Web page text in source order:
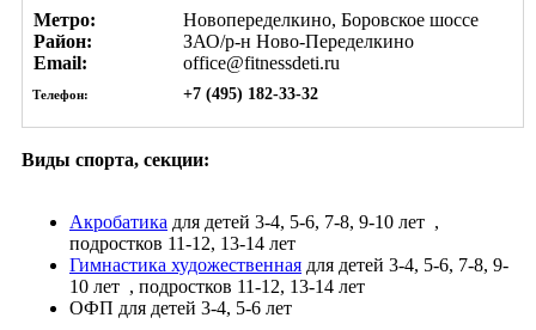
Метро:
Новопеределкино, Боровское шоссе
Район:
ЗАО/р-н Ново-Переделкино
Email:
office@fitnessdeti.ru
Телефон: +7 (495) 182-33-32
Виды спорта, секции:
Акробатика для детей 3-4, 5-6, 7-8, 9-10 лет ,
подростков 11-12, 13-14 лет
Гимнастика художественная для детей 3-4, 5-6, 7-8, 9-
10 лет , подростков 11-12, 13-14 лет
ОФП для детей 3-4, 5-6 лет